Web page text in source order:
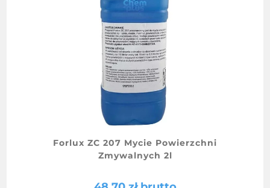
Forlux ZC 207 Mycie Powierzchni
Zmywalnych 2l